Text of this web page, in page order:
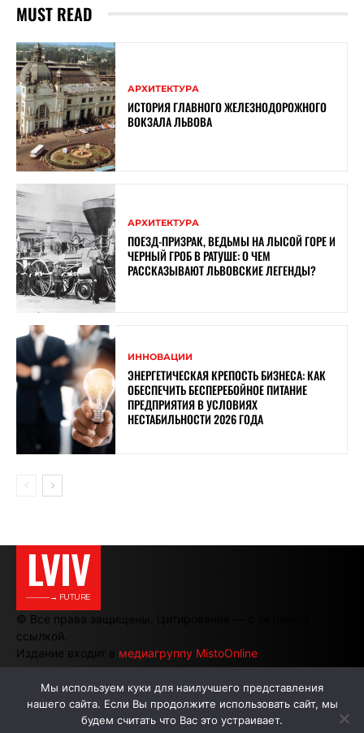
MUST READ
АРХИТЕКТУРА
ИСТОРИЯ ГЛАВНОГО ЖЕЛЕЗНОДОРОЖНОГО
ВОКЗАЛА ЛЬВОВА
АРХИТЕКТУРА
ПОЕЗД-ПРИЗРАК, ВЕДЬМЫ НА ЛЫСОЙ ГОРЕ И
ЧЕРНЫЙ ГРОБ В РАТУШЕ: О ЧЕМ
РАССКАЗЫВАЮТ ЛЬВОВСКИЕ ЛЕГЕНДЫ?
ИННОВАЦИИ
ЭНЕРГЕТИЧЕСКАЯ КРЕПОСТЬ БИЗНЕСА: КАК
ОБЕСПЕЧИТЬ БЕСПЕРЕБОЙНОЕ ПИТАНИЕ
ПРЕДПРИЯТИЯ В УСЛОВИЯХ
НЕСТАБИЛЬНОСТИ 2026 ГОДА
LVIV
———→ FUTURE
© Все права защищены. Цитирование — с активной
ссылкой.
Издание входит в медиагруппу MistoOnline
АВТОРЫ РЕКЛАМА НА САЙТЕ
Мы используем куки для наилучшего представления
нашего сайта. Если Вы продолжите использовать сайт, мы
будем считать что Вас это устраивает.